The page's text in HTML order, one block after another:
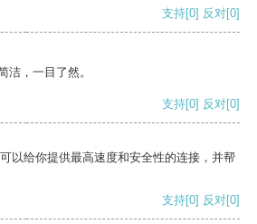
支持[0] 反对[0]
洁，一目了然。
支持[0] 反对[0]
以给你提供最高速度和安全性的连接，并帮
支持[0] 反对[0]